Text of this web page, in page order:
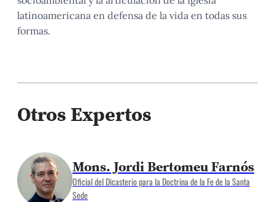
latinoamericana en defensa de la vida en todas sus
formas.
Otros Expertos
Mons. Jordi Bertomeu Farnós
Oficial del Dicasterio para la Doctrina de la Fe de la Santa
Sede